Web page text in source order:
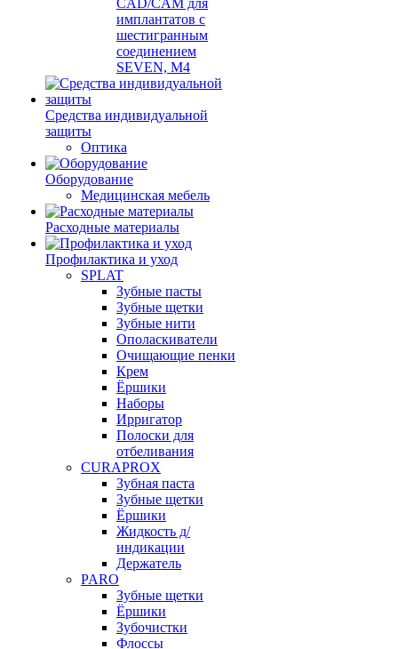
CAD/CAM для
имплантатов с
шестигранным
соединением
SEVEN, М4
Средства индивидуальной
защиты
Оптика
Оборудование
Медицинская мебель
Расходные материалы
Профилактика и уход
SPLAT
Зубные пасты
Зубные щетки
Зубные нити
Ополаскиватели
Очищающие пенки
Крем
Ёршики
Наборы
Ирригатор
Полоски для
отбеливания
CURAPROX
Зубная паста
Зубные щетки
Ёршики
Жидкость д/
индикации
Держатель
PARO
Зубные щетки
Ёршики
Зубочистки
Флоссы